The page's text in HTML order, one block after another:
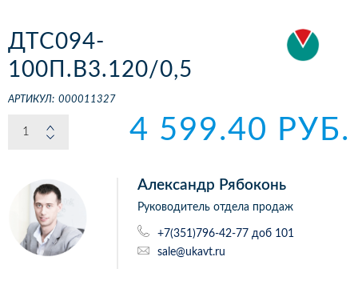
ДТС094-
100П.В3.120/0,5
АРТИКУЛ: 000011327
4 599.40 РУБ.
Александр Рябоконь
Руководитель отдела продаж
+7(351)796-42-77 доб 101
sale@ukavt.ru